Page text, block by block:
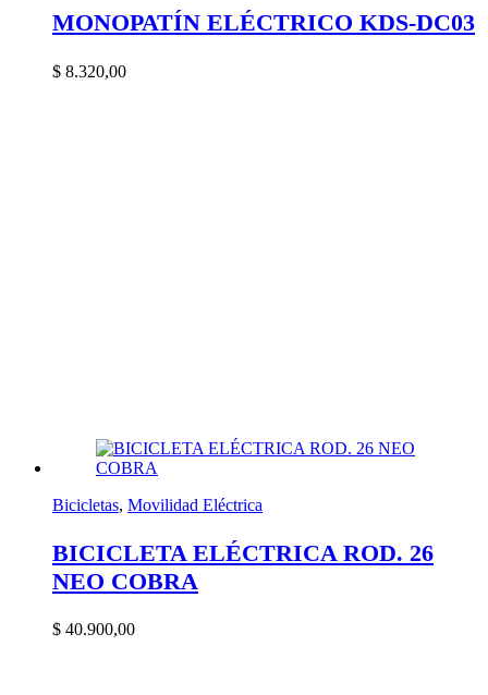
MONOPATÍN ELÉCTRICO KDS-DC03
$ 8.320,00
Bicicletas, Movilidad Eléctrica
BICICLETA ELÉCTRICA ROD. 26
NEO COBRA
$ 40.900,00